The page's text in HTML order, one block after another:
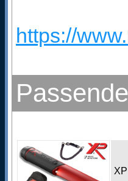
https://